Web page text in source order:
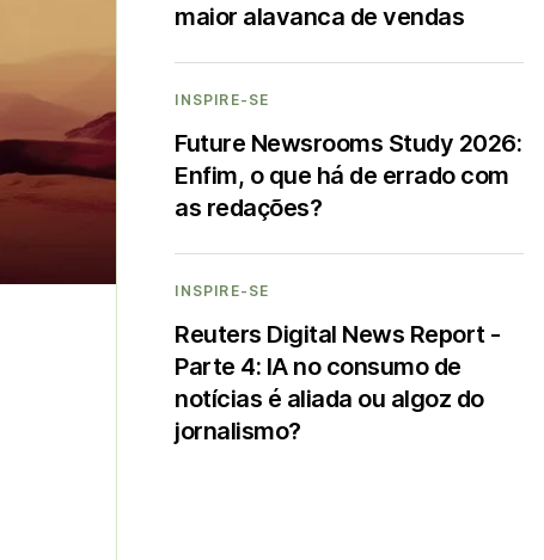
maior alavanca de vendas
INSPIRE-SE
Future Newsrooms Study 2026:
Enfim, o que há de errado com
as redações?
INSPIRE-SE
Reuters Digital News Report -
Parte 4: IA no consumo de
notícias é aliada ou algoz do
jornalismo?